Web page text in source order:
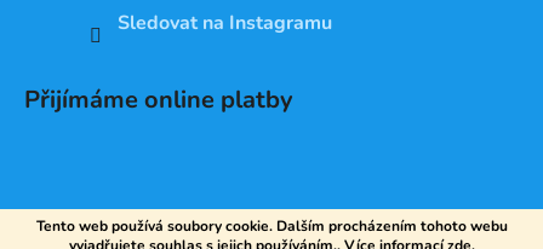
Tento web používá soubory cookie. Dalším procházením tohoto webu
Sledovat na Instagramu
Přijímáme online platby